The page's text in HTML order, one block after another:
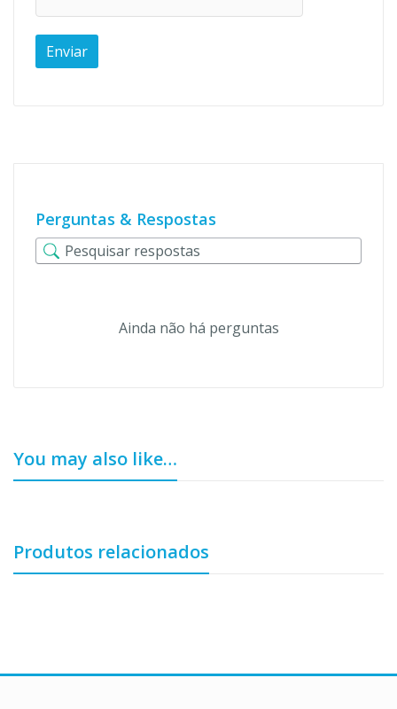
Perguntas & Respostas
Ainda não há perguntas
You may also like…
Produtos relacionados